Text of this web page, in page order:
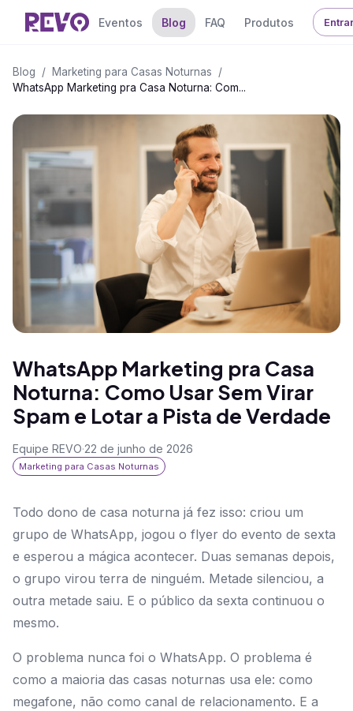
Eventos Blog FAQ Produtos
Blog / Marketing para Casas Noturnas
/
WhatsApp Marketing pra Casa Noturna: Com...
WhatsApp Marketing pra Casa
Noturna: Como Usar Sem Virar
Spam e Lotar a Pista de Verdade
Equipe REVO·22 de junho de 2026
Marketing para Casas Noturnas
Todo dono de casa noturna já fez isso: criou um
grupo de WhatsApp, jogou o flyer do evento de sexta
e esperou a mágica acontecer. Duas semanas depois,
o grupo virou terra de ninguém. Metade silenciou, a
outra metade saiu. E o público da sexta continuou o
mesmo.
O problema nunca foi o WhatsApp. O problema é
como a maioria das casas noturnas usa ele: como
megafone, não como canal de relacionamento. E a